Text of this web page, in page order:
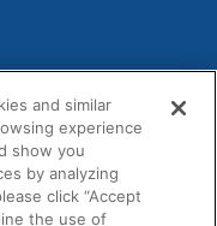
and similar
experience
show you
by analyzing
click “Accept
the use of